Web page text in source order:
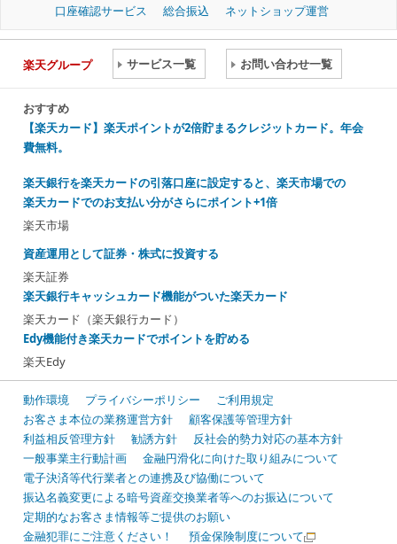
口座確認サービス
総合振込 ネットショップ運営
楽天グループ サービス一覧 お問い合わせ一覧
おすすめ
【楽天カード】楽天ポイントが2倍貯まるクレジットカード。年会
費無料。
楽天銀行を楽天カードの引落口座に設定すると、楽天市場での
楽天カードでのお支払い分がさらにポイント+1倍
楽天市場
資産運用として証券・株式に投資する
楽天証券
楽天銀行キャッシュカード機能がついた楽天カード
楽天カード（楽天銀行カード）
Edy機能付き楽天カードでポイントを貯める
楽天Edy
動作環境 プライバシーポリシー
ご利用規定
お客さま本位の業務運営方針
顧客保護等管理方針
利益相反管理方針
勧誘方針
反社会的勢力対応の基本方針
一般事業主行動計画
金融円滑化に向けた取り組みについて
電子決済等代行業者との連携及び協働について
振込名義変更による暗号資産交換業者等へのお振込について
定期的なお客さま情報等ご提供のお願い
金融犯罪にご注意ください！
預金保険制度について